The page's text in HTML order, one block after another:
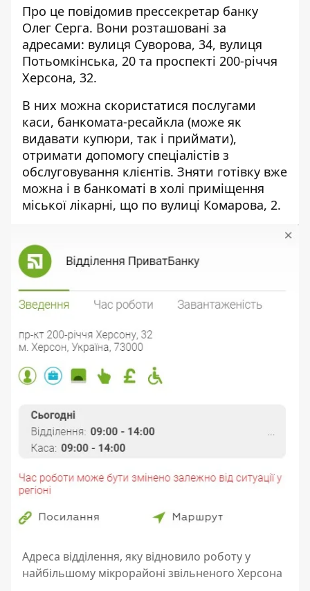
Про це повідомив прессекретар банку
Олег Серга. Вони розташовані за
адресами: вулиця Суворова, 34, вулиця
Потьомкінська, 20 та проспекті 200-річчя
Херсона, 32.
В них можна скористатися послугами
каси, банкомата-ресайкла (може як
видавати купюри, так і приймати),
отримати допомогу спеціалістів з
обслуговування клієнтів. Зняти готівку вже
можна і в банкоматі в холі приміщення
міської лікарні, що по вулиці Комарова, 2.
Адреса відділення, яку відновило роботу у
найбільшому мікрорайоні звільненого Херсона